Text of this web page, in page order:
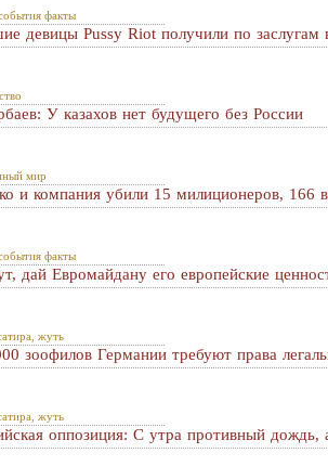
факты
девицы Pussy Riot получили по заслугам
У казахов нет будущего без России
мир
и компания убили 15 милиционеров, 166
факты
дай Евромайдану его европейские
жуть
зоофилов Германии требуют права
жуть
оппозиция: С утра противный